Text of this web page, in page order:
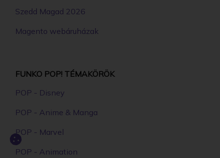
Szedd Magad 2026
Magento webáruházak
FUNKO POP! TÉMAKÖRÖK
POP - Disney
POP - Anime & Manga
POP - Marvel
POP - Animation